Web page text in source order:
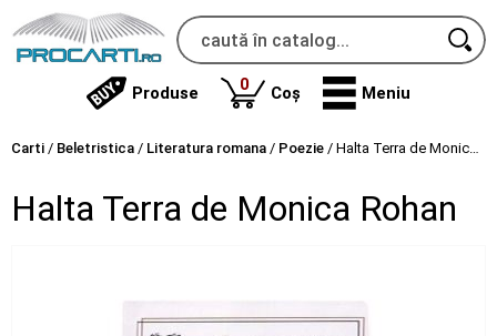
Produse 0produse
Coș Meniu
Carti / Beletristica / Literatura romana / Poezie / Halta Terra de Monica Rohan
Halta Terra de Monica Rohan